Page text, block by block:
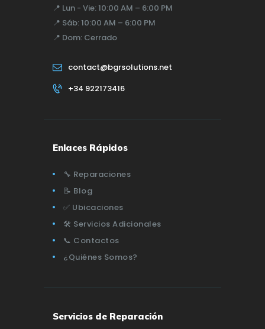
📍 Lun - Vie: 10:00 AM – 6:00 PM
📍 Sáb: 10:00 AM – 6:00 PM
📍 Dom: Cerrado
contact@bgrsolutions.net
+34 922173416
Enlaces Rápidos
🔧 Reparaciones
📝 Blog
✅ Ubicaciones
🛠️ Servicios Adicionales
📞 Contactos
¿Quiénes Somos?
Servicios de Reparación